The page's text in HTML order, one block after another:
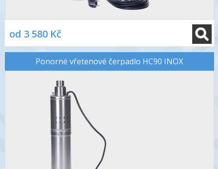
od 3 580 Kč
Ponorné vřetenové čerpadlo HC90 INOX